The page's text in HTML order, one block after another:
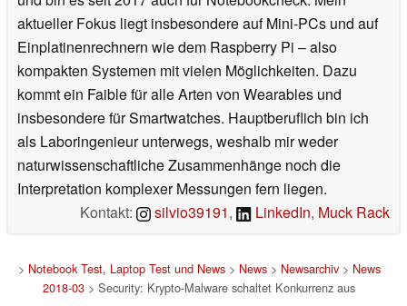
aktueller Fokus liegt insbesondere auf Mini-PCs und auf
Einplatinenrechnern wie dem Raspberry Pi – also
kompakten Systemen mit vielen Möglichkeiten. Dazu
kommt ein Faible für alle Arten von Wearables und
insbesondere für Smartwatches. Hauptberuflich bin ich
als Laboringenieur unterwegs, weshalb mir weder
naturwissenschaftliche Zusammenhänge noch die
Interpretation komplexer Messungen fern liegen.
Kontakt:
silvio39191, LinkedIn, Muck Rack
> Notebook Test, Laptop Test und News> News> Newsarchiv> News
2018-03 > Security: Krypto-Malware schaltet Konkurrenz aus